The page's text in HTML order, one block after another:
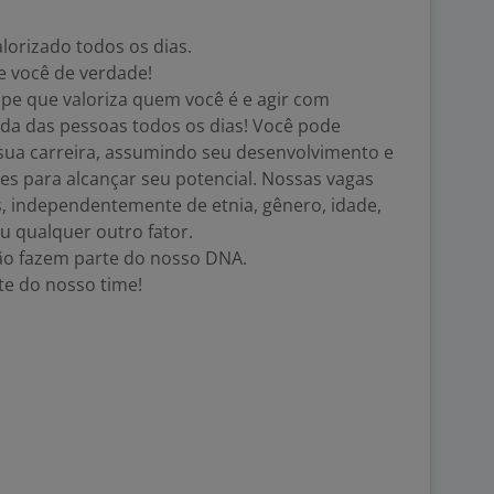
todos os dias.
você de verdade!
que valoriza quem você é e agir com
das pessoas todos os dias! Você pode
carreira, assumindo seu desenvolvimento e
para alcançar seu potencial. Nossas vagas
independentemente de etnia, gênero, idade,
qualquer outro fator.
fazem parte do nosso DNA.
do nosso time!